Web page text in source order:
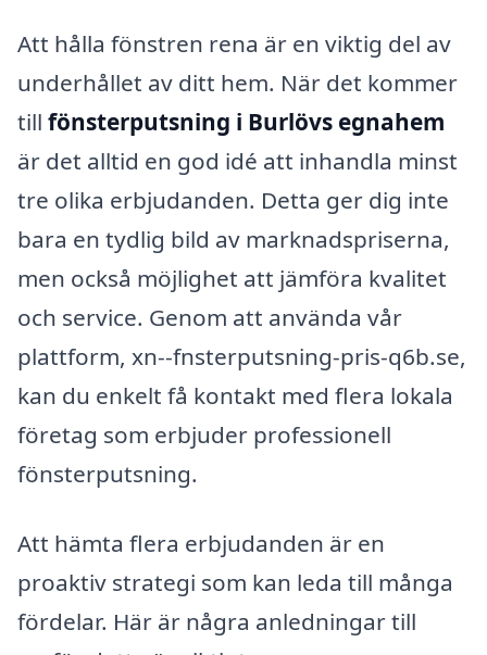
Att hålla fönstren rena är en viktig del av
underhållet av ditt hem. När det kommer
till fönsterputsning i Burlövs egnahem
är det alltid en god idé att inhandla minst
tre olika erbjudanden. Detta ger dig inte
bara en tydlig bild av marknadspriserna,
men också möjlighet att jämföra kvalitet
och service. Genom att använda vår
plattform, xn--fnsterputsning-pris-q6b.se,
kan du enkelt få kontakt med flera lokala
företag som erbjuder professionell
fönsterputsning.
Att hämta flera erbjudanden är en
proaktiv strategi som kan leda till många
fördelar. Här är några anledningar till